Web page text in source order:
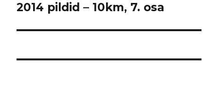
postitus:
2014 pildid – 10km, 7. osa